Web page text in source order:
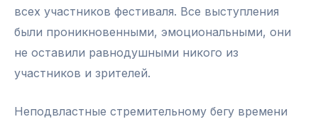
всех участников фестиваля. Все выступления
были проникновенными, эмоциональными, они
не оставили равнодушными никого из
участников и зрителей.
Неподвластные стремительному бегу времени